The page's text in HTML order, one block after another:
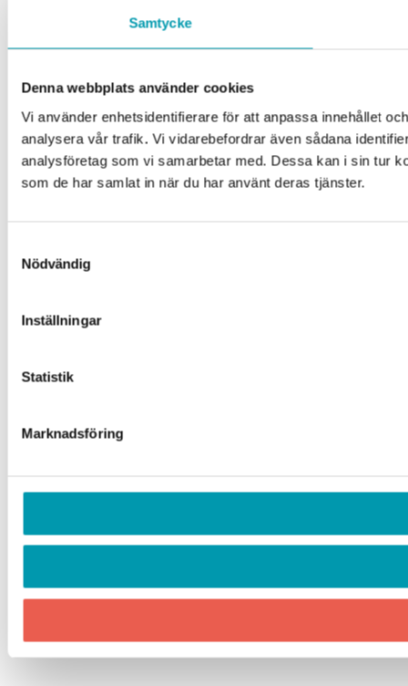
Samtycke
Denna webbplats använder cookies
Vi använder enhetsidentifierare för att anpassa innehållet
analysera vår trafik. Vi vidarebefordrar även sådana
analysföretag som vi samarbetar med. Dessa kan i sin tur
som de har samlat in när du har använt deras tjänster.
Nödvändig
Inställningar
Statistik
Marknadsföring